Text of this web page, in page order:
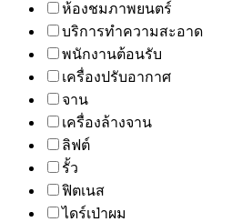
ห้องชมภาพยนตร์
บริการทำความสะอาด
พนักงานต้อนรับ
เครื่องปรับอากาศ
จาน
เครื่องล้างจาน
ลิฟต์
รั้ว
ฟิตเนส
ไดร์เป่าผม